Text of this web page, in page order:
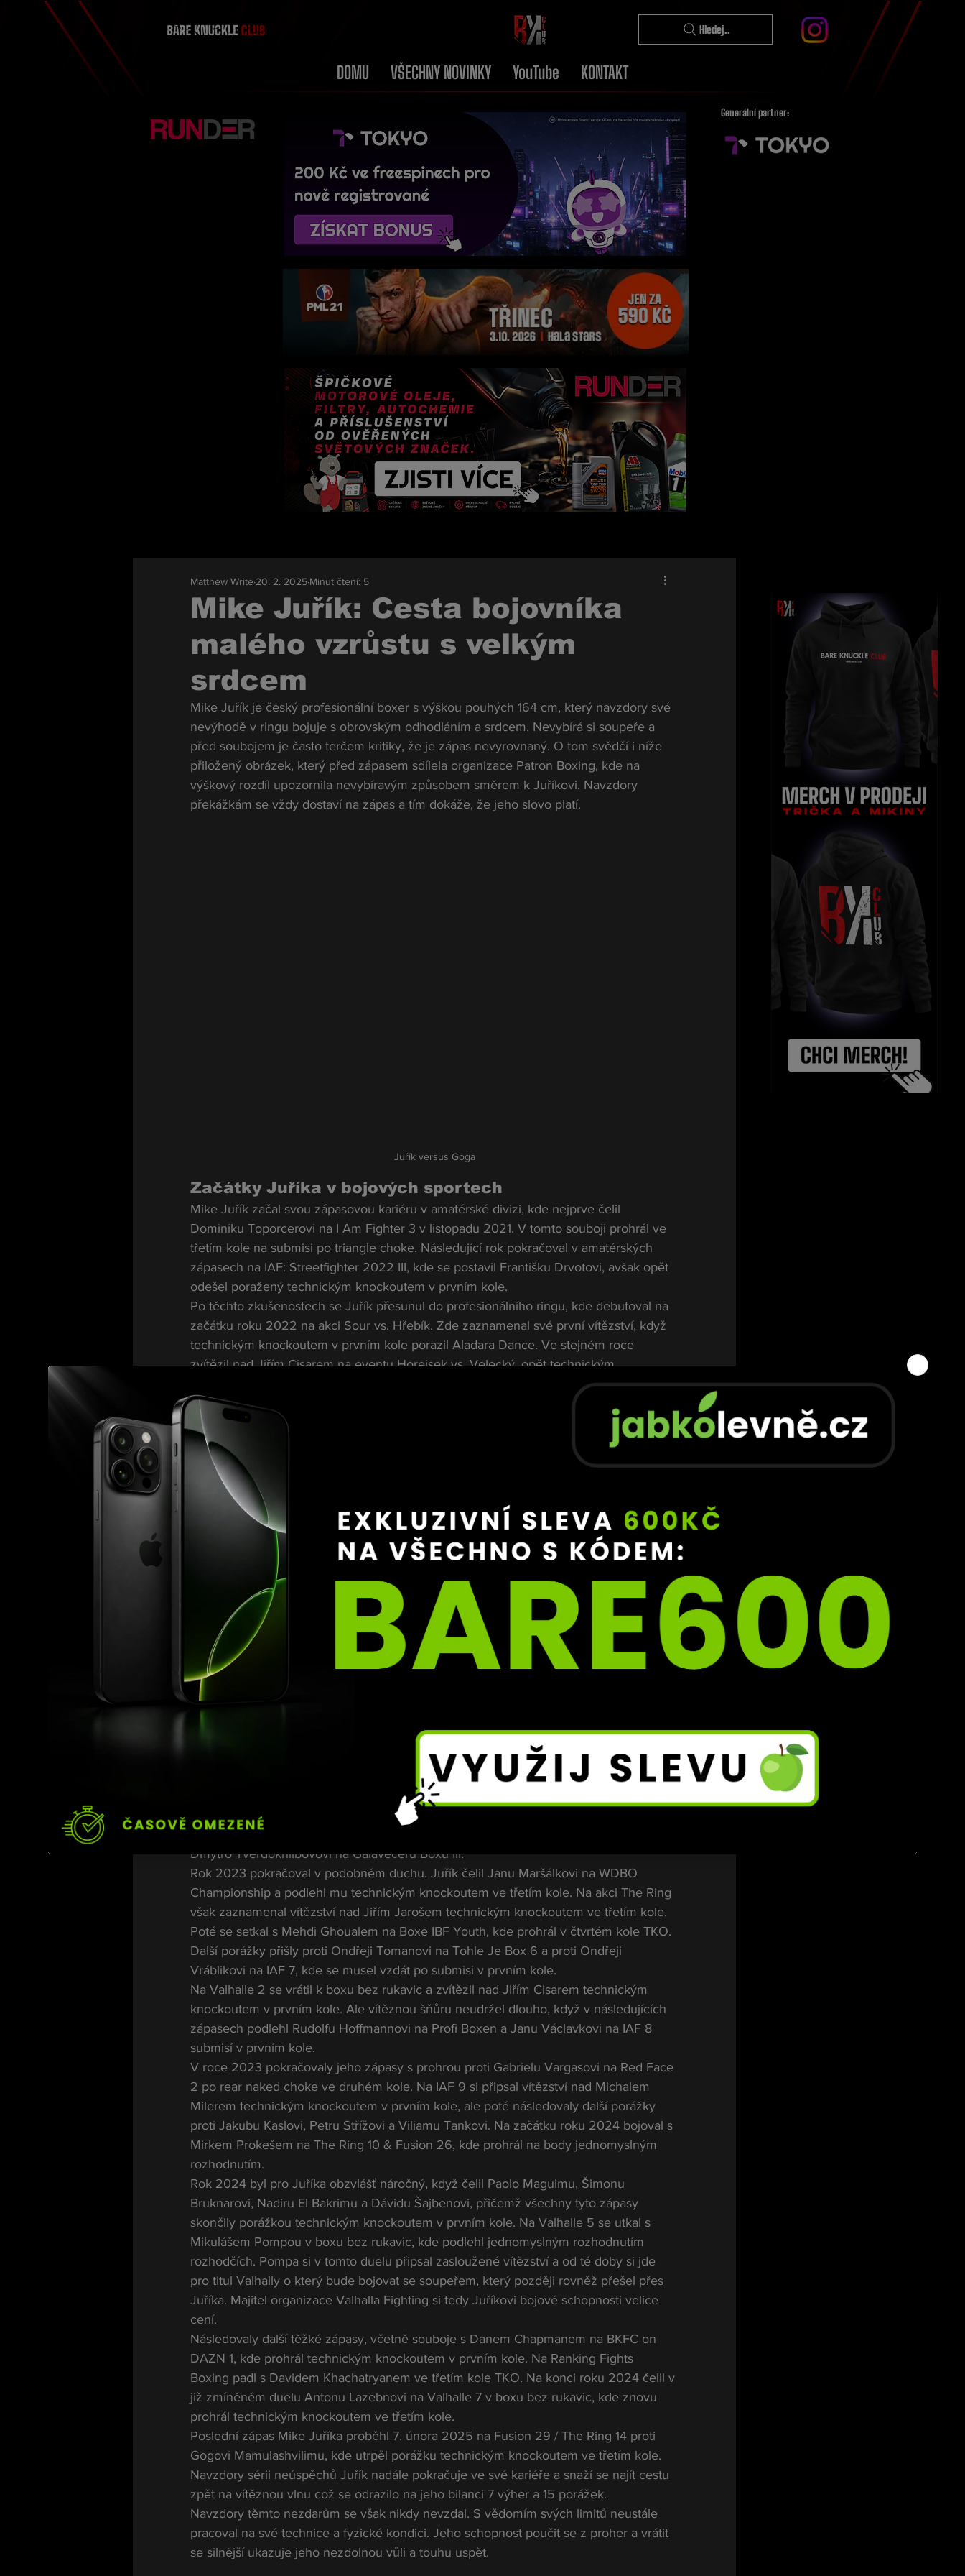
Hledej..
DOMU VŠECHNY NOVINKY YouTube KONTAKT
Generální partner:
Mike Juřík: Cesta bojovníka
malého vzrůstu s velkým
srdcem
Matthew Write 20. 2. 2025 Minut čtení: 5
Mike Juřík je český profesionální boxer s výškou pouhých 164 cm, který navzdory své
nevýhodě v ringu bojuje s obrovským odhodláním a srdcem. Nevybírá si soupeře a
před soubojem je často terčem kritiky, že je zápas nevyrovnaný. O tom svědčí i níže
přiložený obrázek, který před zápasem sdílela organizace Patron Boxing, kde na
výškový rozdíl upozornila nevybíravým způsobem směrem k Juříkovi. Navzdory
překážkám se vždy dostaví na zápas a tím dokáže, že jeho slovo platí.
Juřík versus Goga
Začátky Juříka v bojových sportech
Mike Juřík začal svou zápasovou kariéru v amatérské divizi, kde nejprve čelil
Dominiku Toporcerovi na I Am Fighter 3 v listopadu 2021. V tomto souboji prohrál ve
třetím kole na submisi po triangle choke. Následující rok pokračoval v amatérských
zápasech na IAF: Streetfighter 2022 III, kde se postavil Františku Drvotovi, avšak opět
odešel poražený technickým knockoutem v prvním kole.
Po těchto zkušenostech se Juřík přesunul do profesionálního ringu, kde debutoval na
začátku roku 2022 na akci Sour vs. Hřebík. Zde zaznamenal své první vítězství, když
technickým knockoutem v prvním kole porazil Aladara Dance. Ve stejném roce
zvítězil nad Jiřím Cisarem na eventu Horejsek vs. Velecký, opět technickým
knockoutem ve druhém kole. Na této vlně úspěchu pokračoval, když v dubnu porazil
Erika Bukociho na Plzeňském Ringu 3, a to opět TKO v prvním kole.
Mike Juřík
Tvrdé zápasy a nezdary
Jak jeho kariéra postupovala, Mike začal čelit stále těžším soupeřům. Na své cestě
zaznamenal několik porážek, včetně náročných zápasů proti zkušeným protivníkům.
Následující období přineslo pro Juříka sérii porážek. Na Boxen Live podlehl Hamsatu
Shadalovovi už v prvním kole technickým knockoutem. Poté na I Am Fighter 5 prohrál
s Janem Kočkou na body jednomyslným rozhodnutím. Na konci roku 2022 se mu
podařilo zvítězit nad Janem Kafkou na The Ring: Ducar vs. Pejsar na základě
většinového rozhodnutí, ale následně přišla těsná porážka na split decision proti
Dmytro Tverdokhlibovovi na Galavečeru Boxu III.
Rok 2023 pokračoval v podobném duchu. Juřík čelil Janu Maršálkovi na WDBO
Championship a podlehl mu technickým knockoutem ve třetím kole. Na akci The Ring
však zaznamenal vítězství nad Jiřím Jarošem technickým knockoutem ve třetím kole.
Poté se setkal s Mehdi Ghoualem na Boxe IBF Youth, kde prohrál v čtvrtém kole TKO.
Další porážky přišly proti Ondřeji Tomanovi na Tohle Je Box 6 a proti Ondřeji
Vráblikovi na IAF 7, kde se musel vzdát po submisi v prvním kole.
Na Valhalle 2 se vrátil k boxu bez rukavic a zvítězil nad Jiřím Cisarem technickým
knockoutem v prvním kole. Ale vítěznou šňůru neudržel dlouho, když v následujících
zápasech podlehl Rudolfu Hoffmannovi na Profi Boxen a Janu Václavkovi na IAF 8
submisí v prvním kole.
V roce 2023 pokračovaly jeho zápasy s prohrou proti Gabrielu Vargasovi na Red Face
2 po rear naked choke ve druhém kole. Na IAF 9 si připsal vítězství nad Michalem
Milerem technickým knockoutem v prvním kole, ale poté následovaly další porážky
proti Jakubu Kaslovi, Petru Střížovi a Viliamu Tankovi. Na začátku roku 2024 bojoval s
Mirkem Prokešem na The Ring 10 & Fusion 26, kde prohrál na body jednomyslným
rozhodnutím.
Rok 2024 byl pro Juříka obzvlášť náročný, když čelil Paolo Maguimu, Šimonu
Bruknarovi, Nadiru El Bakrimu a Dávidu Šajbenovi, přičemž všechny tyto zápasy
skončily porážkou technickým knockoutem v prvním kole. Na Valhalle 5 se utkal s
Mikulášem Pompou v boxu bez rukavic, kde podlehl jednomyslným rozhodnutím
rozhodčích. Pompa si v tomto duelu připsal zasloužené vítězství a od té doby si jde
pro titul Valhally o který bude bojovat se soupeřem, který později rovněž přešel přes
Juříka. Majitel organizace Valhalla Fighting si tedy Juříkovi bojové schopnosti velice
cení.
Následovaly další těžké zápasy, včetně souboje s Danem Chapmanem na BKFC on
DAZN 1, kde prohrál technickým knockoutem v prvním kole. Na Ranking Fights
Boxing padl s Davidem Khachatryanem ve třetím kole TKO. Na konci roku 2024 čelil v
již zmíněném duelu Antonu Lazebnovi na Valhalle 7 v boxu bez rukavic, kde znovu
prohrál technickým knockoutem ve třetím kole.
Poslední zápas Mike Juříka proběhl 7. února 2025 na Fusion 29 / The Ring 14 proti
Gogovi Mamulashvilimu, kde utrpěl porážku technickým knockoutem ve třetím kole.
Navzdory sérii neúspěchů Juřík nadále pokračuje ve své kariéře a snaží se najít cestu
zpět na vítěznou vlnu což se odrazilo na jeho bilanci 7 výher a 15 porážek.
Navzdory těmto nezdarům se však nikdy nevzdal. S vědomím svých limitů neustále
pracoval na své technice a fyzické kondici. Jeho schopnost poučit se z proher a vrátit
se silnější ukazuje jeho nezdolnou vůli a touhu uspět.